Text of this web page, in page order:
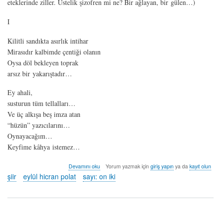
eteklerinde ziller. Üstelik şizofren mi ne? Bir ağlayan, bir gülen…)
I
Kilitli sandıkta asırlık intihar
Mirasıdır kalbimde çentiği olanın
Oysa döl bekleyen toprak
arsız bir yakarıştadır…
Ey ahali,
susturun tüm tellalları…
Ve üç alkışa beş imza atan
“hüzün” yazıcılarını…
Oynayacağım…
Keyfime kâhya istemez…
oyun
I
(sahne)
eylül
Devamını oku Yorum yazmak için giriş yapınya da kayıt olun
şiir eylül hicran polat sayı: on iki